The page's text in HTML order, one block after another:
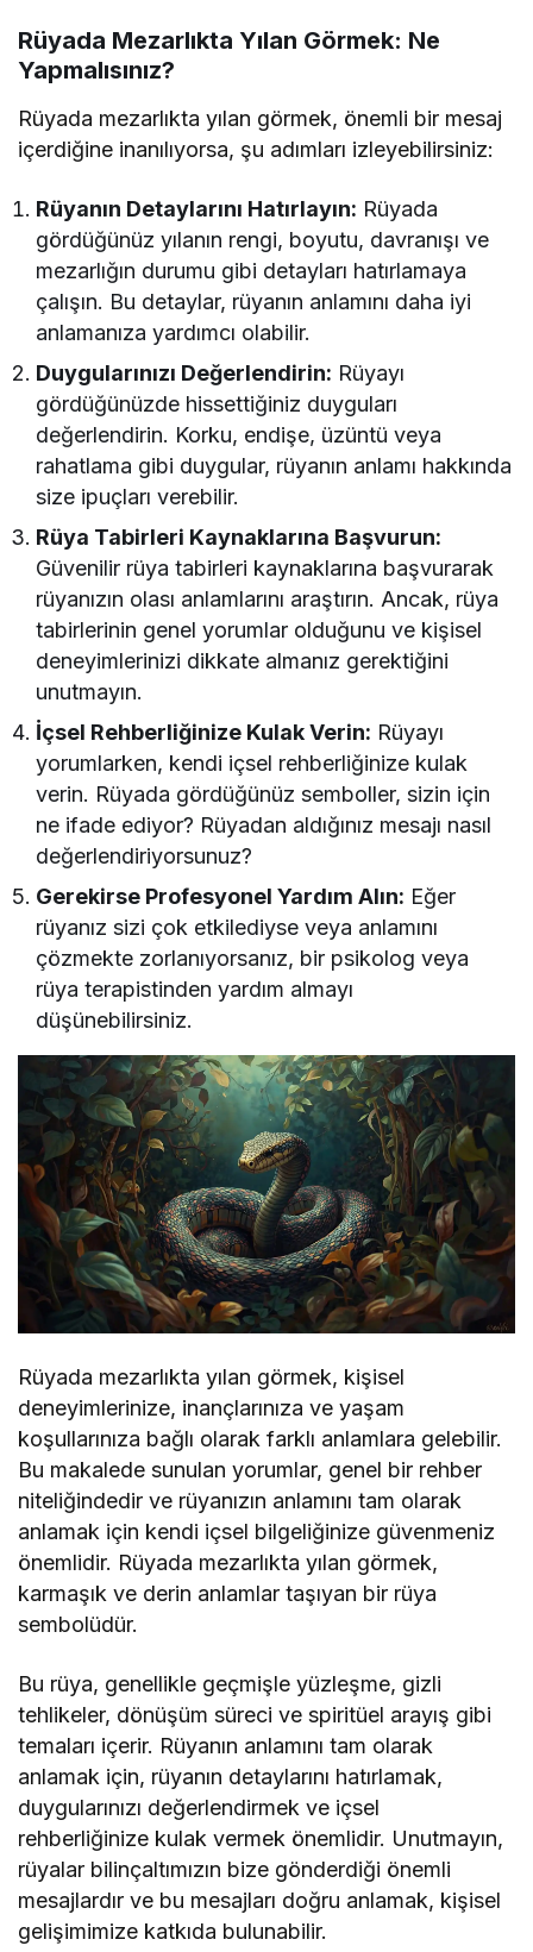
Rüyada Mezarlıkta Yılan Görmek: Ne
Yapmalısınız?
Rüyada mezarlıkta yılan görmek, önemli bir mesaj
içerdiğine inanılıyorsa, şu adımları izleyebilirsiniz:
Rüyanın Detaylarını Hatırlayın: Rüyada
gördüğünüz yılanın rengi, boyutu, davranışı ve
mezarlığın durumu gibi detayları hatırlamaya
çalışın. Bu detaylar, rüyanın anlamını daha iyi
anlamanıza yardımcı olabilir.
Duygularınızı Değerlendirin: Rüyayı
gördüğünüzde hissettiğiniz duyguları
değerlendirin. Korku, endişe, üzüntü veya
rahatlama gibi duygular, rüyanın anlamı hakkında
size ipuçları verebilir.
Rüya Tabirleri Kaynaklarına Başvurun:
Güvenilir rüya tabirleri kaynaklarına başvurarak
rüyanızın olası anlamlarını araştırın. Ancak, rüya
tabirlerinin genel yorumlar olduğunu ve kişisel
deneyimlerinizi dikkate almanız gerektiğini
unutmayın.
İçsel Rehberliğinize Kulak Verin: Rüyayı
yorumlarken, kendi içsel rehberliğinize kulak
verin. Rüyada gördüğünüz semboller, sizin için
ne ifade ediyor? Rüyadan aldığınız mesajı nasıl
değerlendiriyorsunuz?
Gerekirse Profesyonel Yardım Alın: Eğer
rüyanız sizi çok etkilediyse veya anlamını
çözmekte zorlanıyorsanız, bir psikolog veya
rüya terapistinden yardım almayı
düşünebilirsiniz.
Rüyada mezarlıkta yılan görmek, kişisel
deneyimlerinize, inançlarınıza ve yaşam
koşullarınıza bağlı olarak farklı anlamlara gelebilir.
Bu makalede sunulan yorumlar, genel bir rehber
niteliğindedir ve rüyanızın anlamını tam olarak
anlamak için kendi içsel bilgeliğinize güvenmeniz
önemlidir. Rüyada mezarlıkta yılan görmek,
karmaşık ve derin anlamlar taşıyan bir rüya
sembolüdür.
Bu rüya, genellikle geçmişle yüzleşme, gizli
tehlikeler, dönüşüm süreci ve spiritüel arayış gibi
temaları içerir. Rüyanın anlamını tam olarak
anlamak için, rüyanın detaylarını hatırlamak,
duygularınızı değerlendirmek ve içsel
rehberliğinize kulak vermek önemlidir. Unutmayın,
rüyalar bilinçaltımızın bize gönderdiği önemli
mesajlardır ve bu mesajları doğru anlamak, kişisel
gelişimimize katkıda bulunabilir.